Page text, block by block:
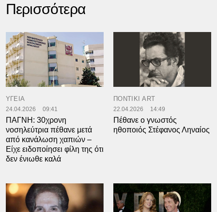
Περισσότερα
ΥΓΕΙΑ
24.04.2026 09:41
ΠΑΓΝΗ: 30χρονη
νοσηλεύτρια πέθανε μετά
από κανάλωση χαπιών –
Είχε ειδοποίησει φίλη της ότι
δεν ένιωθε καλά
ΠΟΝΤΙΚΙ ART
22.04.2026 14:49
Πέθανε ο γνωστός
ηθοποιός Στέφανος Ληναίος